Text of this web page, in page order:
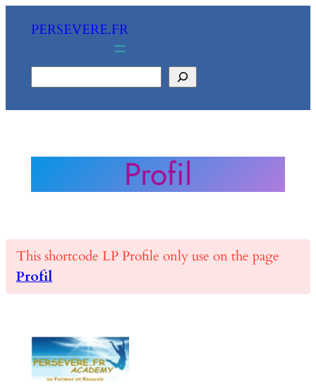
PERSEVERE.FR
Profil
This shortcode LP Profile only use on the page
Profil